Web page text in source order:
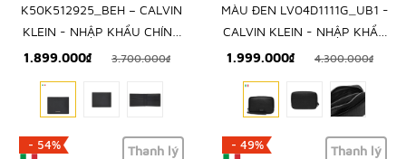
K50K512925_BEH – CALVIN
KLEIN - NHẬP KHẨU CHÍNH
HÃNG TỪ Ý
1.899.000₫ 3.700.000₫
MÀU ĐEN LV04D1111G_UB1 -
CALVIN KLEIN - NHẬP KHẨU
CHÍNH HÃNG TỪ Ý
1.999.000₫ 4.300.000₫
- 54% Thanh lý - 49% Thanh lý